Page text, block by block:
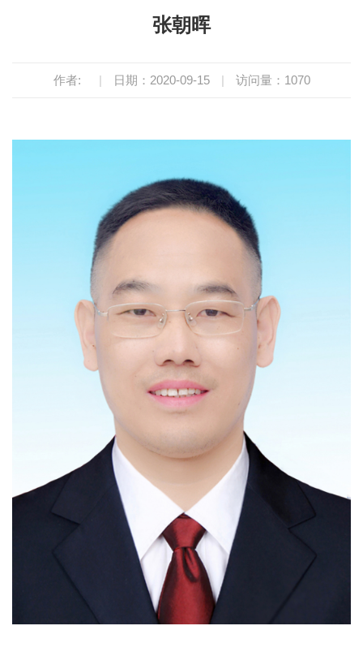
张朝晖
作者: | 日期：2020-09-15 | 访问量： 1070